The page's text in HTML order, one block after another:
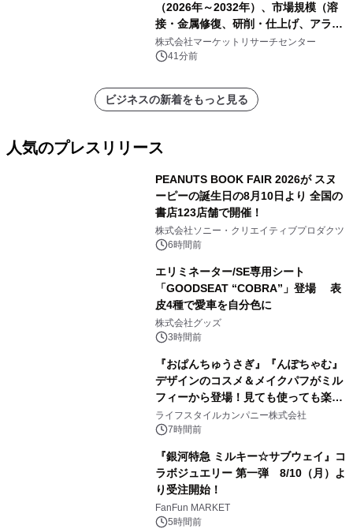
（2026年～2032年）、市場規模（溶
接・金属修復、研削・仕上げ、アライ
メント、その他）・分析レポートを発
表
株式会社マーケットリサーチセンター
41分前
ビジネスの新着をもっと見る
人気のプレスリリース
PEANUTS BOOK FAIR 2026が スヌ
ーピーの誕生日の8月10日より 全国の
書店123店舗で開催！
株式会社ソニー・クリエイティブプロダクツ
6時間前
エリミネーター/SE専用シート
「GOODSEAT “COBRA”」登場 表
皮4種で愛車を自分色に
株式会社グッズ
3時間前
『おぱんちゅうさぎ』『んぽちゃむ』
デザインのコスメ＆メイクパフがミル
フィーから登場！見ても使っても楽し
い、ポップでキュートなコレクショ
ン。
ライフスタイルカンパニー株式会社
7時間前
『銀河特急 ミルキー☆サブウェイ』コ
ラボジュエリー 第一弾 8/10（月）よ
り受注開始！
FanFun MARKET
5時間前